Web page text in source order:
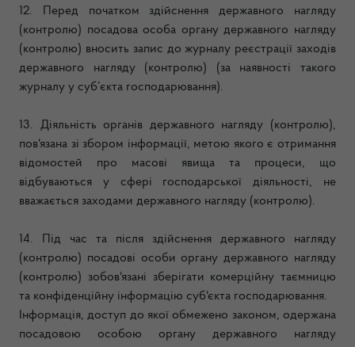
12. Перед початком здійснення державного нагляду
(контролю) посадова особа органу державного нагляду
(контролю) вносить запис до журналу реєстрації заходів
державного нагляду (контролю) (за наявності такого
журналу у суб’єкта господарювання).
13. Діяльність органів державного нагляду (контролю),
пов'язана зі збором інформації, метою якого є отримання
відомостей про масові явища та процеси, що
відбуваються у сфері господарської діяльності, не
вважається заходами державного нагляду (контролю).
14. Під час та після здійснення державного нагляду
(контролю) посадові особи органу державного нагляду
(контролю) зобов'язані зберігати комерційну таємницю
та конфіденційну інформацію суб'єкта господарювання.
Інформація, доступ до якої обмежено законом, одержана
посадовою особою органу державного нагляду